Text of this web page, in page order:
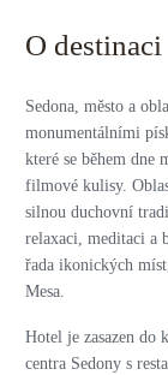
O destinaci
Sedona, město a
monumentálními
které se během dne
filmové kulisy.
silnou duchovní
relaxaci, meditaci a
řada ikonických
Mesa.
Hotel je zasazen do
centra Sedony s